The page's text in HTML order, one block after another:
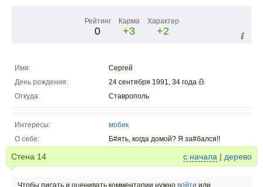
Рейтинг
0
Карма
+3
Характер
+2
Имя:
Сергей
День рождения:
24 сентября 1991, 34 года
Откуда:
Ставрополь
Интересы:
мобик
О себе:
Б#ять, когда домой? Я за#бался!!
Стена 14 с начала | дерево
Чтобы писать и оценивать комментарии нужно войти или